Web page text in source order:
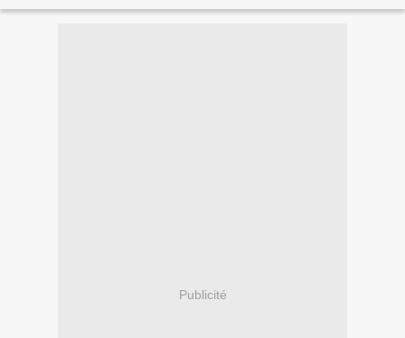
Publicité